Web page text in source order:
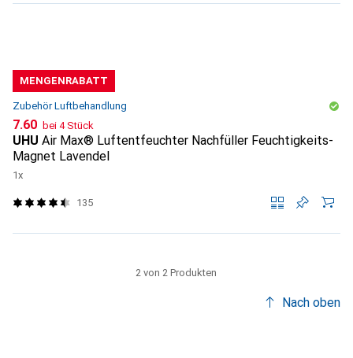
MENGENRABATT
Zubehör Luftbehandlung
CHF
7.60 bei 4 Stück
UHU Air Max® Luftentfeuchter Nachfüller Feuchtigkeits-
Magnet Lavendel
1x
135
2 von 2 Produkten
Nach oben